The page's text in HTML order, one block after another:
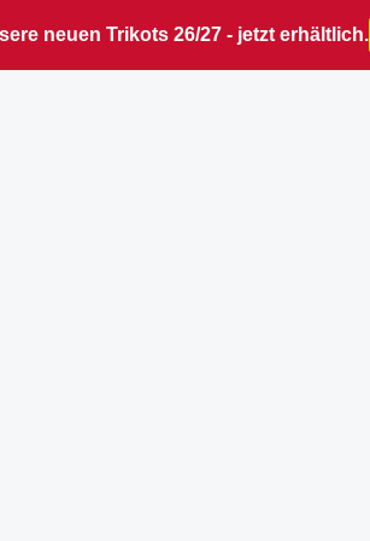
neuen Trikots 26/27 - jetzt erhältlich.